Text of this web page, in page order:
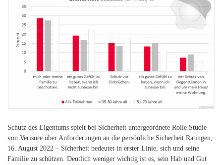
Schutz des Eigentums spielt bei Sicherheit untergeordnete Rolle Studie
von Verisure über Anforderungen an die persönliche Sicherheit Ratingen,
16. August 2022 – Sicherheit bedeutet in erster Linie, sich und seine
Familie zu schützen. Deutlich weniger wichtig ist es, sein Hab und Gut